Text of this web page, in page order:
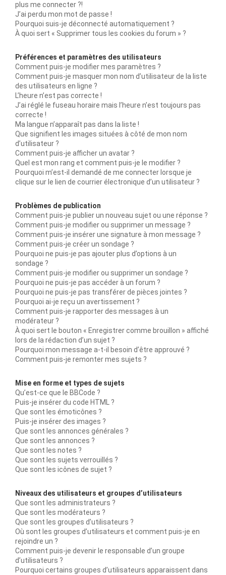
plus me connecter ?!
J’ai perdu mon mot de passe !
Pourquoi suis-je déconnecté automatiquement ?
À quoi sert « Supprimer tous les cookies du forum » ?
Préférences et paramètres des utilisateurs
Comment puis-je modifier mes paramètres ?
Comment puis-je masquer mon nom d’utilisateur de la liste
des utilisateurs en ligne ?
L’heure n’est pas correcte !
J’ai réglé le fuseau horaire mais l’heure n’est toujours pas
correcte !
Ma langue n’apparaît pas dans la liste !
Que signifient les images situées à côté de mon nom
d’utilisateur ?
Comment puis-je afficher un avatar ?
Quel est mon rang et comment puis-je le modifier ?
Pourquoi m’est-il demandé de me connecter lorsque je
clique sur le lien de courrier électronique d’un utilisateur ?
Problèmes de publication
Comment puis-je publier un nouveau sujet ou une réponse ?
Comment puis-je modifier ou supprimer un message ?
Comment puis-je insérer une signature à mon message ?
Comment puis-je créer un sondage ?
Pourquoi ne puis-je pas ajouter plus d’options à un
sondage ?
Comment puis-je modifier ou supprimer un sondage ?
Pourquoi ne puis-je pas accéder à un forum ?
Pourquoi ne puis-je pas transférer de pièces jointes ?
Pourquoi ai-je reçu un avertissement ?
Comment puis-je rapporter des messages à un
modérateur ?
À quoi sert le bouton « Enregistrer comme brouillon » affiché
lors de la rédaction d’un sujet ?
Pourquoi mon message a-t-il besoin d’être approuvé ?
Comment puis-je remonter mes sujets ?
Mise en forme et types de sujets
Qu’est-ce que le BBCode ?
Puis-je insérer du code HTML ?
Que sont les émoticônes ?
Puis-je insérer des images ?
Que sont les annonces générales ?
Que sont les annonces ?
Que sont les notes ?
Que sont les sujets verrouillés ?
Que sont les icônes de sujet ?
Niveaux des utilisateurs et groupes d’utilisateurs
Que sont les administrateurs ?
Que sont les modérateurs ?
Que sont les groupes d’utilisateurs ?
Où sont les groupes d’utilisateurs et comment puis-je en
rejoindre un ?
Comment puis-je devenir le responsable d’un groupe
d’utilisateurs ?
Pourquoi certains groupes d’utilisateurs apparaissent dans